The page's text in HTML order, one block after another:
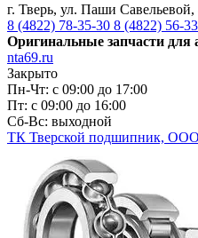
г. Тверь, ул. Паши Савельевой,
8 (4822) 78-35-30 8 (4822) 56-
Оригинальные запчасти для
nta69.ru
Закрыто
Пн-Чт: с 09:00 до 17:00
Пт: с 09:00 до 16:00
Сб-Вс: выходной
ТК Тверской подшипник, ООО